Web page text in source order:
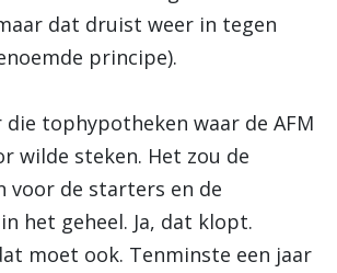
dat druist weer in tegen
principe).
die tophypotheken waar de AFM
wilde steken. Het zou de
voor de starters en de
het geheel. Ja, dat klopt.
moet ook. Tenminste een jaar